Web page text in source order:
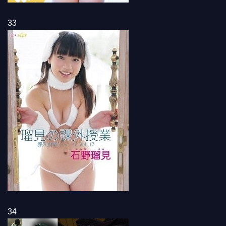
33
34